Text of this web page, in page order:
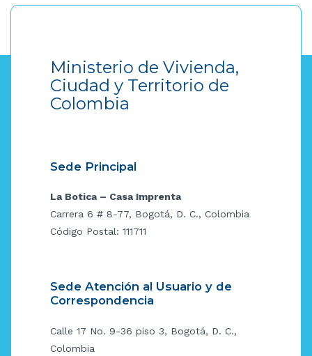
Ministerio de Vivienda,
Ciudad y Territorio de
Colombia
Sede Principal
La Botica – Casa Imprenta
Carrera 6 # 8-77, Bogotá, D. C., Colombia
Código Postal: 111711
Sede Atención al Usuario y de
Correspondencia
Calle 17 No. 9-36 piso 3, Bogotá, D. C.,
Colombia